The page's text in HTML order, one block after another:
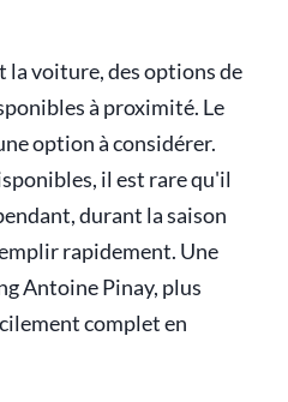
la voiture, des options de
à proximité. Le
option à considérer.
il est rare qu'il
durant la saison
rapidement. Une
Antoine Pinay, plus
complet en